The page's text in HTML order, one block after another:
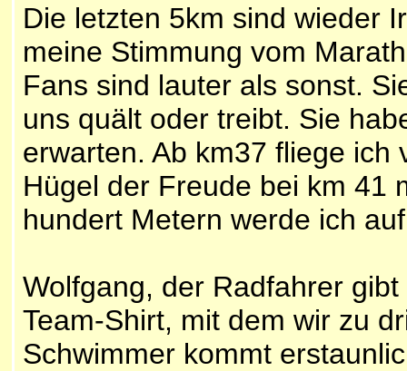
Die letzten 5km sind wieder
meine Stimmung vom
Fans sind lauter als sonst.
uns quält oder treibt. Sie
erwarten. Ab km37 fliege
Hügel der Freude bei km 41
hundert Metern werde ich
Wolfgang, der Radfahrer
Team-Shirt, mit dem wir zu
Schwimmer kommt